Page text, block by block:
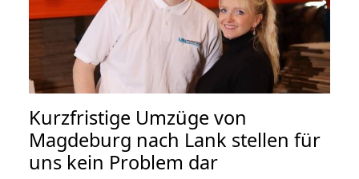
Kurzfristige Umzüge von
Magdeburg nach Lank stellen für
uns kein Problem dar